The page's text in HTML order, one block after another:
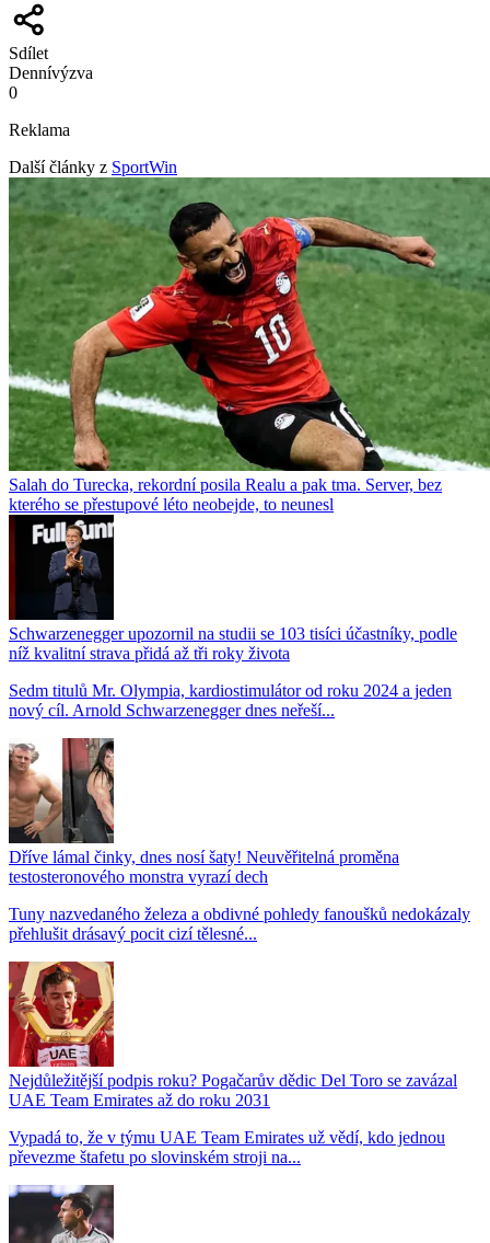
Sdílet
Dennívýzva
0
Reklama
Další články z SportWin
Salah do Turecka, rekordní posila Realu a pak tma. Server, bez
kterého se přestupové léto neobejde, to neunesl
Schwarzenegger upozornil na studii se 103 tisíci účastníky, podle
níž kvalitní strava přidá až tři roky života
Sedm titulů Mr. Olympia, kardiostimulátor od roku 2024 a jeden
nový cíl. Arnold Schwarzenegger dnes neřeší...
Dříve lámal činky, dnes nosí šaty! Neuvěřitelná proměna
testosteronového monstra vyrazí dech
Tuny nazvedaného železa a obdivné pohledy fanoušků nedokázaly
přehlušit drásavý pocit cizí tělesné...
Nejdůležitější podpis roku? Pogačarův dědic Del Toro se zavázal
UAE Team Emirates až do roku 2031
Vypadá to, že v týmu UAE Team Emirates už vědí, kdo jednou
převezme štafetu po slovinském stroji na...